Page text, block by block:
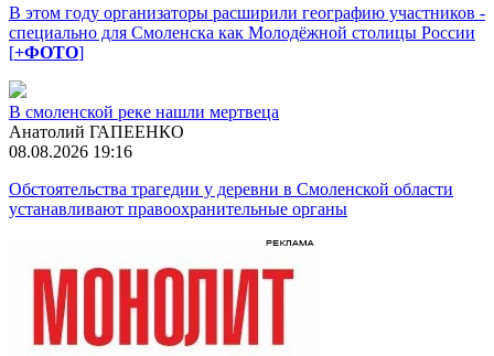
В этом году организаторы расширили географию участников -
специально для Смоленска как Молодёжной столицы России
[+ФОТО]
В смоленской реке нашли мертвеца
Анатолий ГАПЕЕНКО
08.08.2026 19:16
Обстоятельства трагедии у деревни в Смоленской области
устанавливают правоохранительные органы